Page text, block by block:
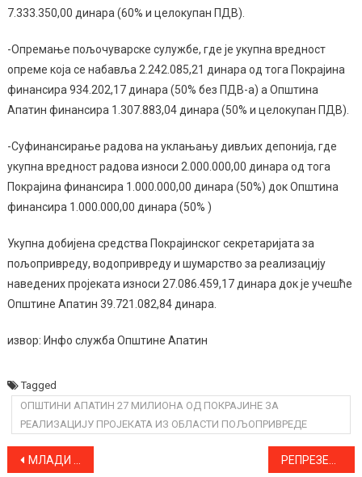
7.333.350,00 динара (60% и целокупан ПДВ).
-Опремање пољочуварске сулужбе, где је укупна вредност
опреме која се набавља 2.242.085,21 динара од тога Покрајина
финансира 934.202,17 динара (50% без ПДВ-а) а Општина
Апатин финансира 1.307.883,04 динара (50% и целокупан ПДВ).
-Суфинансирање радова на уклањању дивљих депонија, где
укупна вредност радова износи 2.000.000,00 динара од тога
Покрајина финансира 1.000.000,00 динара (50%) док Општина
финансира 1.000.000,00 динара (50% )
Укупна добијена средства Покрајинског секретаријата за
пољопривреду, водопривреду и шумарство за реализацију
наведених пројеката износи 27.086.459,17 динара док је учешће
Општине Апатин 39.721.082,84 динара.
извор: Инфо служба Општине Апатин
Tagged
ОПШТИНИ АПАТИН 27 МИЛИОНА ОД ПОКРАЈИНЕ ЗА
РЕАЛИЗАЦИЈУ ПРОЈЕКАТА ИЗ ОБЛАСТИ ПОЉОПРИВРЕДЕ
Kretanje
МЛАДИ ПРИГРЕВЧАНИ НА ДРЖАВНОМ ПРВЕНСТВУ! ПРВИ ТИМ ИЗГУБИО ОД СОМБОРАЦА